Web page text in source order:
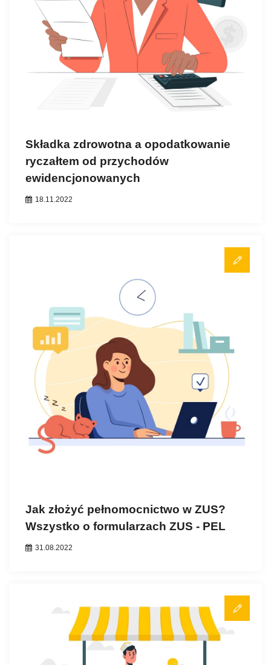
Składka zdrowotna a opodatkowanie
ryczałtem od przychodów
ewidencjonowanych
18.11.2022
Jak złożyć pełnomocnictwo w ZUS?
Wszystko o formularzach ZUS - PEL
31.08.2022